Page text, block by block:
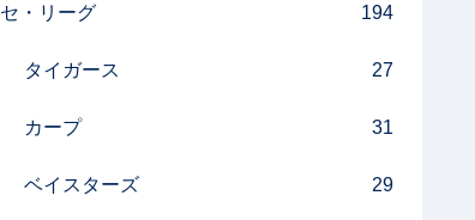
セ・リーグ 194
タイガース 27
カープ 31
ベイスターズ 29